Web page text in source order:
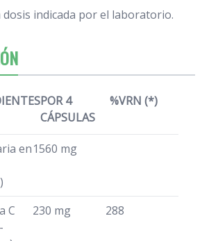
indicada por el laboratorio.
POR 4
CÁPSULAS
%VRN (*)
en1560 mg
C
230 mg 288